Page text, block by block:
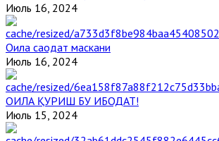
Июль 16, 2024
Оила саодат маскани
Июль 16, 2024
ОИЛА ҚУРИШ БУ ИБОДАТ!
Июль 15, 2024